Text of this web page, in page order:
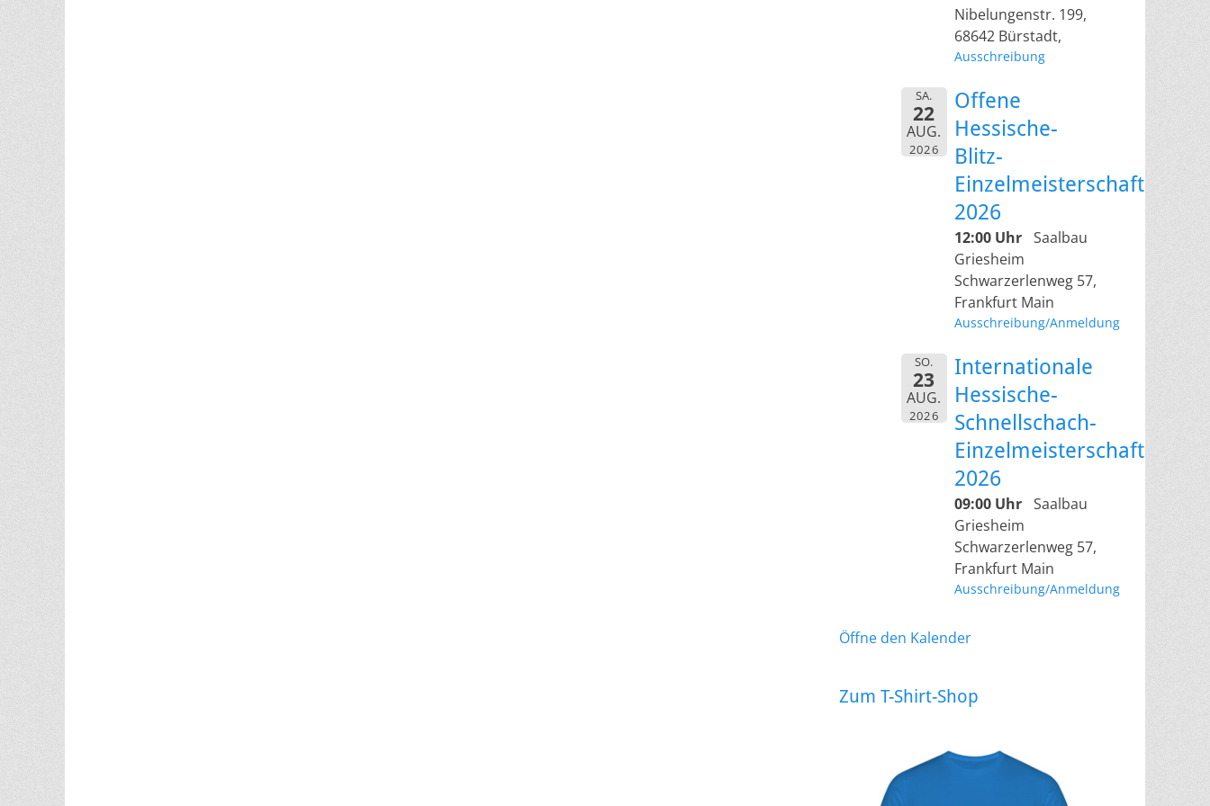
Nibelungenstr. 199,
68642 Bürstadt,
Ausschreibung
SA.
22
AUG.
2026
Offene
Hessische-
Blitz-
Einzelmeisterschaft
2026
12:00 Uhr Saalbau
Griesheim
Schwarzerlenweg 57,
Frankfurt Main
Ausschreibung/Anmeldung
SO.
23
AUG.
2026
Internationale
Hessische-
Schnellschach-
Einzelmeisterschaft
2026
09:00 Uhr Saalbau
Griesheim
Schwarzerlenweg 57,
Frankfurt Main
Ausschreibung/Anmeldung
Öffne den Kalender
Zum T-Shirt-Shop